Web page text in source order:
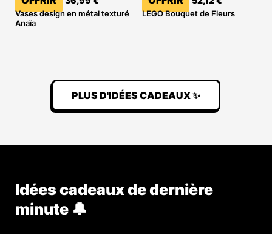
Vases design en métal texturé
Anaïa
LEGO Bouquet de Fleurs
PLUS D'IDÉES CADEAUX ✨
Idées cadeaux de dernière
minute 🔔